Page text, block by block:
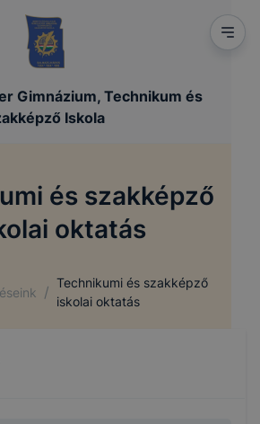
Gimnázium, Technikum és
Iskola
és szakképző
oktatás
/
Technikumi és szakképző
iskolai oktatás